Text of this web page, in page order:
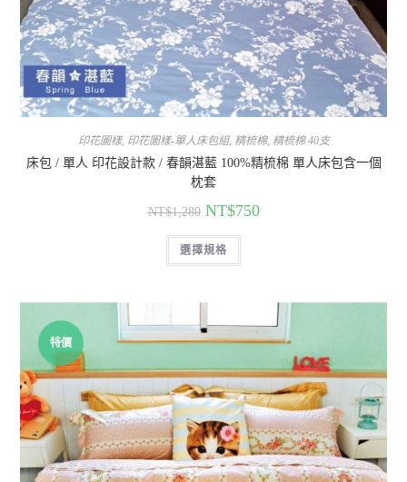
印花圖樣, 印花圖樣-單人床包組, 精梳棉, 精梳棉 40支
床包 / 單人 印花設計款 / 春韻湛藍 100%精梳棉 單人床包含一個
枕套
NT$1,280 NT$750
選擇規格
特價